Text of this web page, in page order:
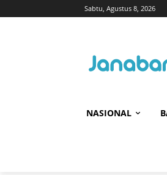
Sabtu, Agustus 8, 2026
NASIONAL